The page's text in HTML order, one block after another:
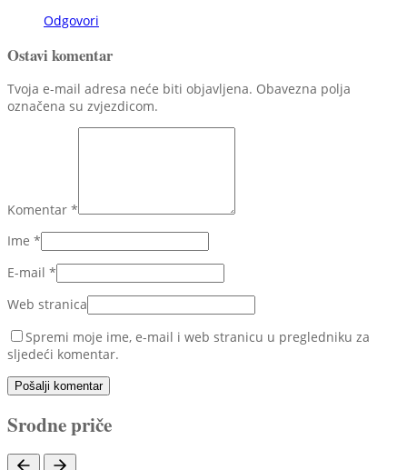
Odgovori
Ostavi komentar
Tvoja e-mail adresa neće biti objavljena. Obavezna polja
označena su zvjezdicom.
Komentar *
Ime *
E-mail *
Web stranica
Spremi moje ime, e-mail i web stranicu u pregledniku za
sljedeći komentar.
Pošalji komentar
Srodne priče